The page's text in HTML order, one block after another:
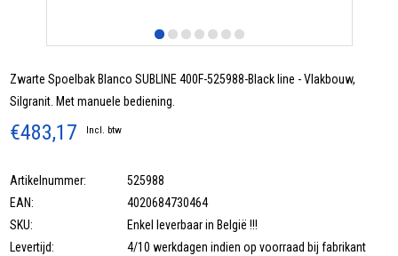
Zwarte Spoelbak Blanco SUBLINE 400F-525988-Black line - Vlakbouw,
Silgranit. Met manuele bediening.
€483,17 Incl. btw
Artikelnummer:
525988
EAN:
4020684730464
SKU:
Enkel leverbaar in België !!!
Levertijd:
4/10 werkdagen indien op voorraad bij fabrikant